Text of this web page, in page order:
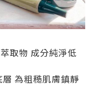
取物 成分純淨低
為粗糙肌膚鎮靜